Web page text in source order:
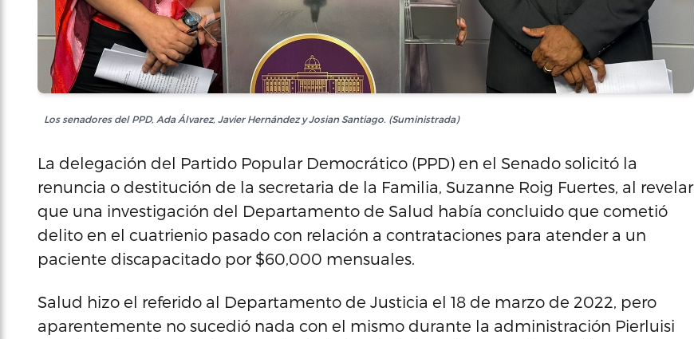
Los senadores del PPD, Ada Álvarez, Javier Hernández y Josian Santiago. (Suministrada)
La delegación del Partido Popular Democrático (PPD) en el Senado solicitó la
renuncia o destitución de la secretaria de la Familia, Suzanne Roig Fuertes, al revelar
que una investigación del Departamento de Salud había concluido que cometió
delito en el cuatrienio pasado con relación a contrataciones para atender a un
paciente discapacitado por $60,000 mensuales.
Salud hizo el referido al Departamento de Justicia el 18 de marzo de 2022, pero
aparentemente no sucedió nada con el mismo durante la administración Pierluisi